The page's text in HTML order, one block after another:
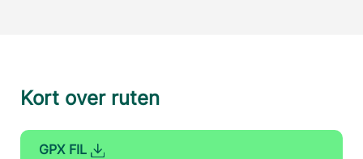
Kort over ruten
GPX FIL